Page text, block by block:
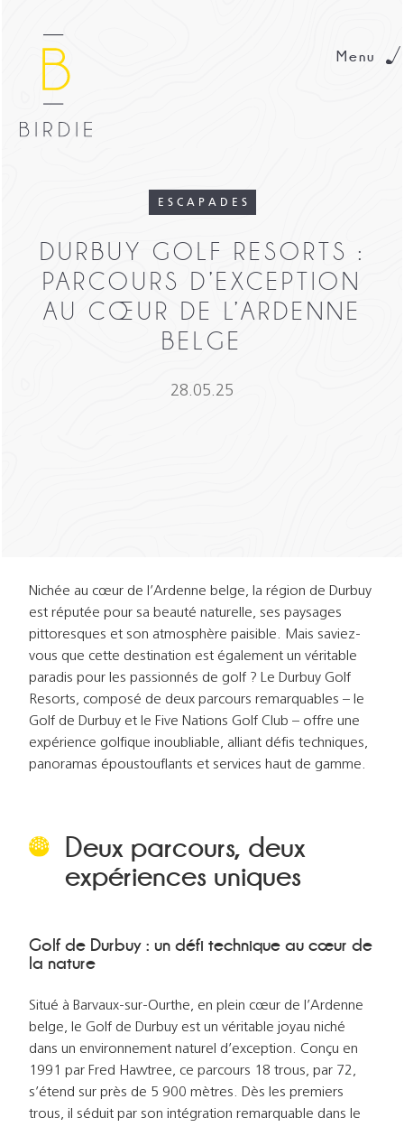
ESCAPADES
DURBUY GOLF RESORTS :
PARCOURS D’EXCEPTION
AU CŒUR DE L’ARDENNE
BELGE
28.05.25
Nichée au cœur de l’Ardenne belge, la région de Durbuy
est réputée pour sa beauté naturelle, ses paysages
pittoresques et son atmosphère paisible. Mais saviez-
vous que cette destination est également un véritable
paradis pour les passionnés de golf ? Le Durbuy Golf
Resorts, composé de deux parcours remarquables – le
Golf de Durbuy et le Five Nations Golf Club – offre une
expérience golfique inoubliable, alliant défis techniques,
panoramas époustouflants et services haut de gamme.
Deux parcours, deux
expériences uniques
Golf de Durbuy : un défi technique au cœur de
la nature
Situé à Barvaux-sur-Ourthe, en plein cœur de l’Ardenne
belge, le Golf de Durbuy est un véritable joyau niché
dans un environnement naturel d’exception. Conçu en
1991 par Fred Hawtree, ce parcours 18 trous, par 72,
s’étend sur près de 5 900 mètres. Dès les premiers
trous, il séduit par son intégration remarquable dans le
Menu